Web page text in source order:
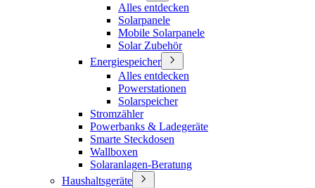
Alles entdecken
Solarpanele
Mobile Solarpanele
Solar Zubehör
Energiespeicher
Alles entdecken
Powerstationen
Solarspeicher
Stromzähler
Powerbanks & Ladegeräte
Smarte Steckdosen
Wallboxen
Solaranlagen-Beratung
Haushaltsgeräte